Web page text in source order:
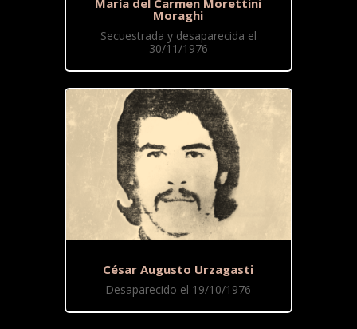
Moraghi
Secuestrada y desaparecida el
30/11/1976
César Augusto Urzagasti
Desaparecido el 19/10/1976